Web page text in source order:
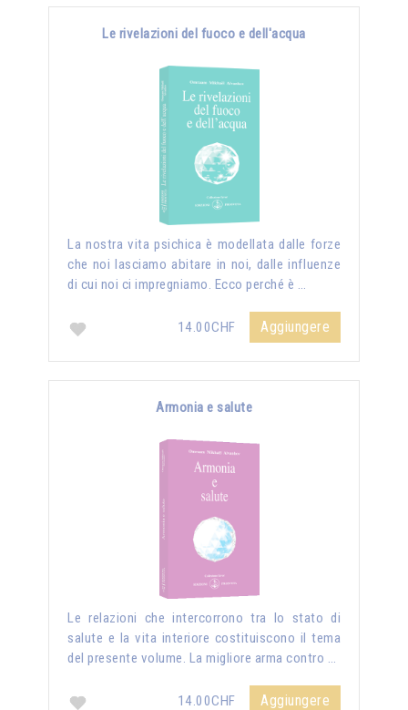
Le rivelazioni del fuoco e dell'acqua
La nostra vita psichica è modellata dalle forze
che noi lasciamo abitare in noi, dalle influenze
di cui noi ci impregniamo. Ecco perché è …
14.00CHF Aggiungere
Armonia e salute
Le relazioni che intercorrono tra lo stato di
salute e la vita interiore costituiscono il tema
del presente volume. La migliore arma contro …
14.00CHF Aggiungere